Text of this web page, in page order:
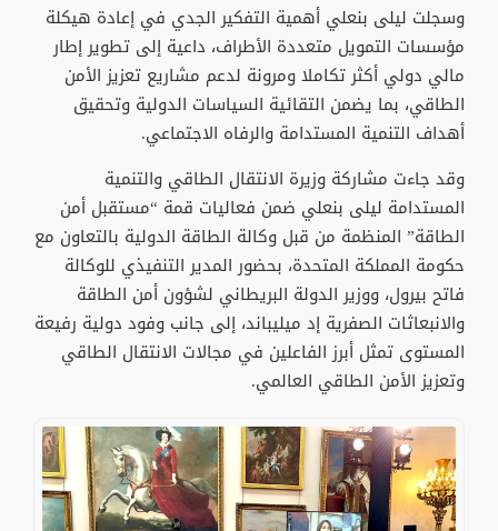
وسجلت ليلى بنعلي أهمية التفكير الجدي في إعادة هيكلة
مؤسسات التمويل متعددة الأطراف، داعية إلى تطوير إطار
مالي دولي أكثر تكاملا ومرونة لدعم مشاريع تعزيز الأمن
الطاقي، بما يضمن التقائية السياسات الدولية وتحقيق
أهداف التنمية المستدامة والرفاه الاجتماعي.
وقد جاءت مشاركة وزيرة الانتقال الطاقي والتنمية
المستدامة ليلى بنعلي ضمن فعاليات قمة “مستقبل أمن
الطاقة” المنظمة من قبل وكالة الطاقة الدولية بالتعاون مع
حكومة المملكة المتحدة، بحضور المدير التنفيذي للوكالة
فاتح بيرول، ووزير الدولة البريطاني لشؤون أمن الطاقة
والانبعاثات الصفرية إد ميليباند، إلى جانب وفود دولية رفيعة
المستوى تمثل أبرز الفاعلين في مجالات الانتقال الطاقي
وتعزيز الأمن الطاقي العالمي.